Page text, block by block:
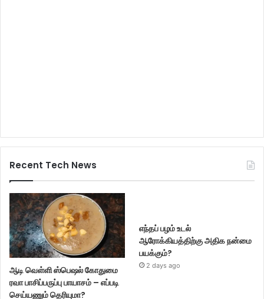
Recent Tech News
ஆடி வெள்ளி ஸ்பெஷல் கோதுமை
ரவா பாசிப்பருப்பு பாயாசம் – எப்படி
செய்யணும் தெரியுமா?
எந்தப் பழம் உடல்
ஆரோக்கியத்திற்கு அதிக நன்மை
பயக்கும்?
2 days ago